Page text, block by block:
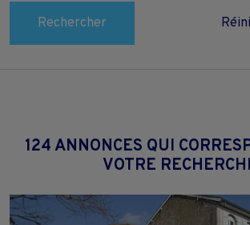
Rechercher
124 ANNONCES QUI
VOTRE